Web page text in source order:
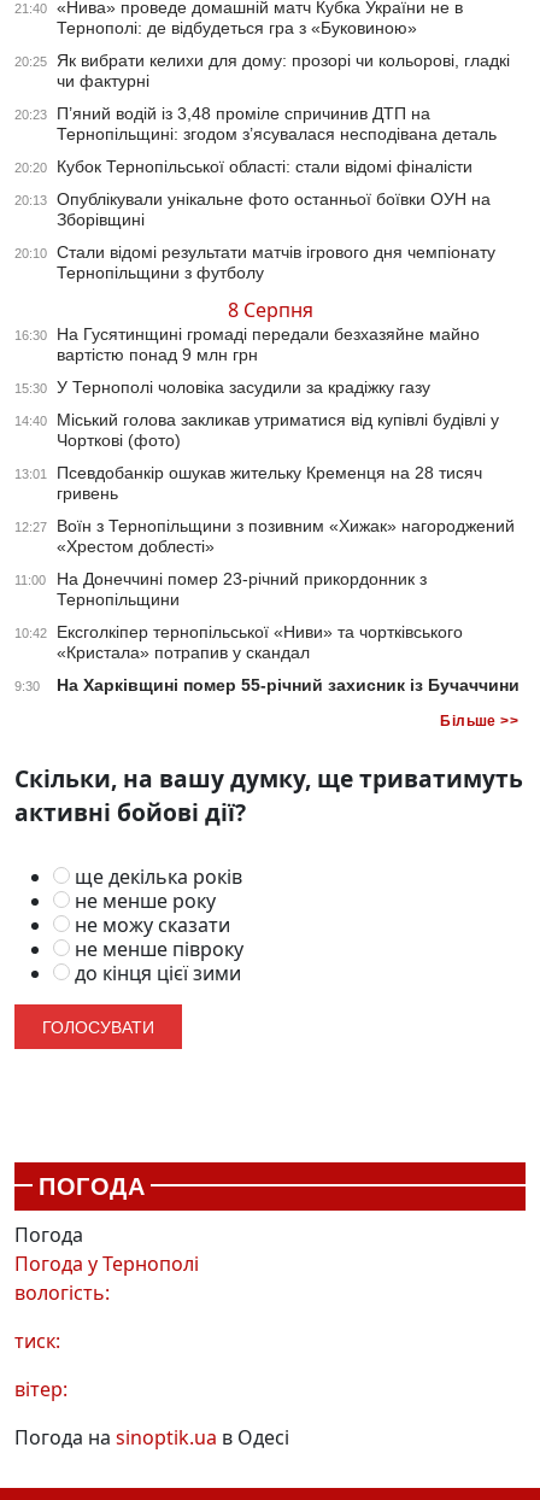
21:40
«Нива» проведе домашній матч Кубка України не в
Тернополі: де відбудеться гра з «Буковиною»
20:25
Як вибрати келихи для дому: прозорі чи кольорові, гладкі
чи фактурні
20:23
П’яний водій із 3,48 проміле спричинив ДТП на
Тернопільщині: згодом з’ясувалася несподівана деталь
20:20 Кубок Тернопільської області: стали відомі фіналісти
20:13
Опублікували унікальне фото останньої боївки ОУН на
Зборівщині
20:10
Стали відомі результати матчів ігрового дня чемпіонату
Тернопільщини з футболу
8 Серпня
16:30
На Гусятинщині громаді передали безхазяйне майно
вартістю понад 9 млн грн
15:30 У Тернополі чоловіка засудили за крадіжку газу
14:40
Міський голова закликав утриматися від купівлі будівлі у
Чорткові (фото)
13:01
Псевдобанкір ошукав жительку Кременця на 28 тисяч
гривень
12:27
Воїн з Тернопільщини з позивним «Хижак» нагороджений
«Хрестом доблесті»
11:00
На Донеччині помер 23-річний прикордонник з
Тернопільщини
10:42
Ексголкіпер тернопільської «Ниви» та чортківського
«Кристала» потрапив у скандал
9:30 На Харківщині помер 55-річний захисник із Бучаччини
Більше >>
Скільки, на вашу думку, ще триватимуть
активні бойові дії?
ще декілька років
не менше року
не можу сказати
не менше півроку
до кінця цієї зими
ПОГОДА
Погода
Погода уТернополі
вологість:
тиск:
вітер:
Погода на sinoptik.ua в Одесі